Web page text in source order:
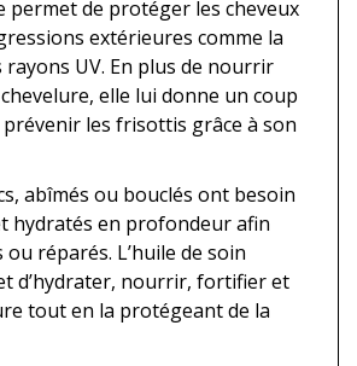
permet de protéger les cheveux
extérieures comme la
UV. En plus de nourrir
elle lui donne un coup
prévenir les frisottis grâce à son
abîmés ou bouclés ont besoin
hydratés en profondeur afin
ou réparés. L’huile de soin
d’hydrater, nourrir, fortifier et
tout en la protégeant de la